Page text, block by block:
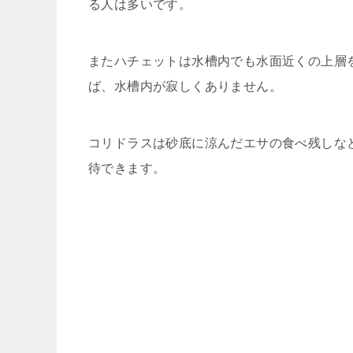
る人は多いです。
またハチェットは水槽内でも水面近くの上
ば、水槽内が寂しくありません。
コリドラスは砂底に涼んだエサの食べ残し
待できます。